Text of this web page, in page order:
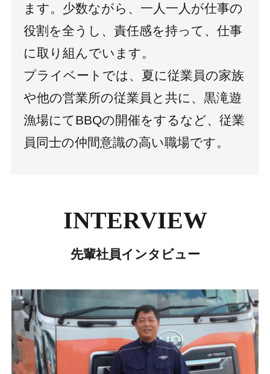
ます。少数ながら、一人一人が仕事の
役割を全うし、責任感を持って、仕事
に取り組んでいます。
プライベートでは、夏に従業員の家族
や他の営業所の従業員と共に、黒滝遊
漁場にてBBQの開催をするなど、従業
員同士の仲間意識の高い職場です。
INTERVIEW
先輩社員インタビュー